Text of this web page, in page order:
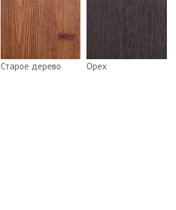
Старое дерево Орех